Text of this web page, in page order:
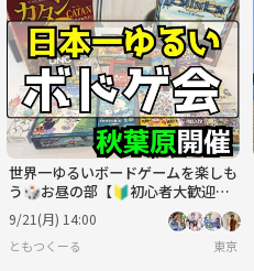
世界一ゆるいボードゲームを楽しも
う🎲お昼の部【🔰初心者大歓迎】
【ルール説明あり⭐️】【友達作
り！】
9/21(月) 14:00
ともつくーる 東京